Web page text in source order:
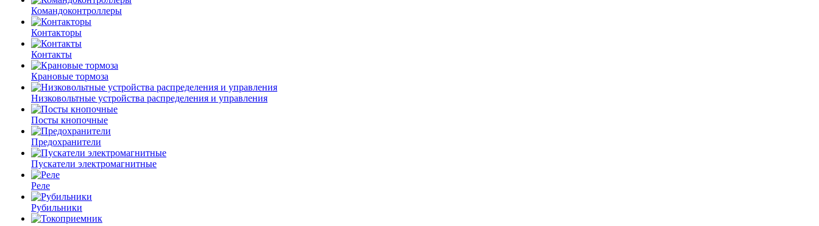
Командоконтроллеры
Контакторы
Контакты
Крановые тормоза
Низковольтные устройства распределения и управления
Посты кнопочные
Предохранители
Пускатели электромагнитные
Реле
Рубильники